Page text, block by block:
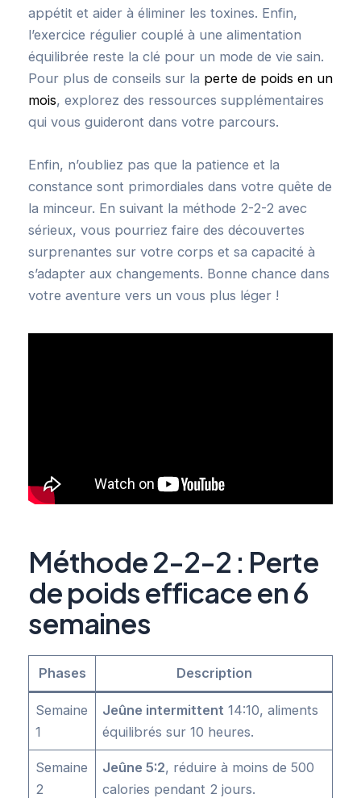
appétit et aider à éliminer les toxines. Enfin,
l’exercice régulier couplé à une alimentation
équilibrée reste la clé pour un mode de vie sain.
Pour plus de conseils sur la perte de poids en un
mois, explorez des ressources supplémentaires
qui vous guideront dans votre parcours.
Enfin, n’oubliez pas que la patience et la
constance sont primordiales dans votre quête de
la minceur. En suivant la méthode 2-2-2 avec
sérieux, vous pourriez faire des découvertes
surprenantes sur votre corps et sa capacité à
s’adapter aux changements. Bonne chance dans
votre aventure vers un vous plus léger !
Méthode 2-2-2 : Perte
de poids efficace en 6
semaines
Phases Description
Semaine
1
Jeûne intermittent 14:10, aliments
équilibrés sur 10 heures.
Semaine
2
Jeûne 5:2, réduire à moins de 500
calories pendant 2 jours.